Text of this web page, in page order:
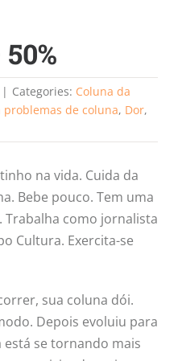
| Categories: Coluna da
de coluna, Dor,
na vida. Cuida da
Bebe pouco. Tem uma
como jornalista
Cultura. Exercita-se
sua coluna dói.
Depois evoluiu para
se tornando mais